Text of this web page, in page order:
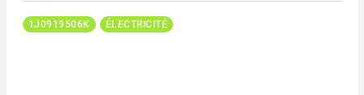
1J0919506K ÉLECTRICITÉ